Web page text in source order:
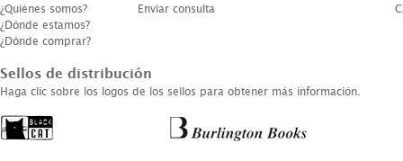
¿Quiénes somos?
¿Dónde estamos?
¿Dónde comprar?
Enviar consulta
Sellos de distribución
Haga clic sobre los logos de los sellos para obtener más información.